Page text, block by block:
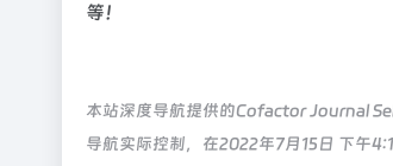
等！
本站深度导航提供的Cofactor Journal
导航实际控制，在2022年7月15日 下午